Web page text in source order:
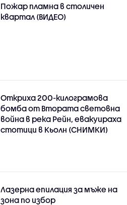
Пожар пламна в столичен
квартал (ВИДЕО)
Откриха 200-килограмова
бомба от Втората световна
война в река Рейн, евакуираха
стотици в Кьолн (СНИМКИ)
Лазерна епилация за мъже на
зона по избор